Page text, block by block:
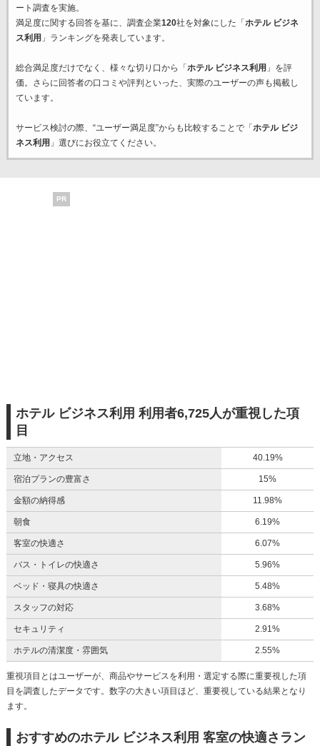
ート調査を実施。
満足度に関する回答を基に、調査企業120社を対象にした「 ホテル ビジネ
ス利用 」ランキングを発表しています。
総合満足度だけでなく、様々な切り口から「 ホテル ビジネス利用 」を評
価。さらに回答者の口コミや評判といった、実際のユーザーの声も掲載し
ています。
サービス検討の際、“ユーザー満足度”からも比較することで「 ホテル ビジ
ネス利用 」選びにお役立てください。
PR
ホテル ビジネス利用 利用者6,725人が重視した項
目
立地・アクセス 40.19%
宿泊プランの豊富さ 15%
金額の納得感 11.98%
朝食 6.19%
客室の快適さ 6.07%
バス・トイレの快適さ 5.96%
ベッド・寝具の快適さ 5.48%
スタッフの対応 3.68%
セキュリティ 2.91%
ホテルの清潔度・雰囲気 2.55%
重視項目とはユーザーが、商品やサービスを利用・選定する際に重要視した項
目を調査したデータです。数字の大きい項目ほど、重要視している結果となり
ます。
おすすめのホテル ビジネス利用 客室の快適さラン